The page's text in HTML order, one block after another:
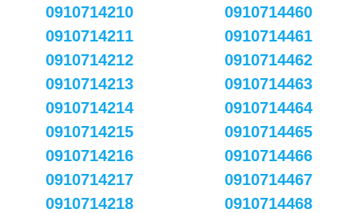
0910714210
0910714211
0910714212
0910714213
0910714214
0910714215
0910714216
0910714217
0910714218
0910714460
0910714461
0910714462
0910714463
0910714464
0910714465
0910714466
0910714467
0910714468